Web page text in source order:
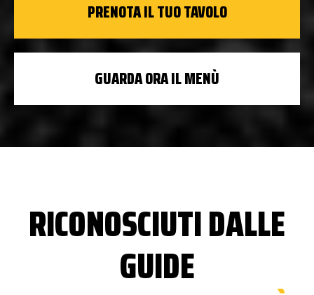
PRENOTA IL TUO TAVOLO
GUARDA ORA IL MENÙ
RICONOSCIUTI DALLE
GUIDE